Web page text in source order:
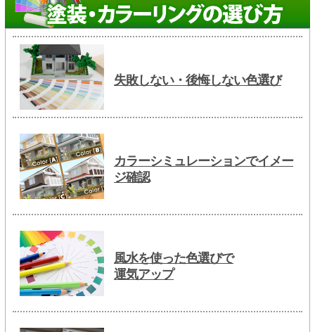
失敗しない・後悔しない色選び
カラーシミュレーションでイメー
ジ確認
風水を使った色選びで
運気アップ